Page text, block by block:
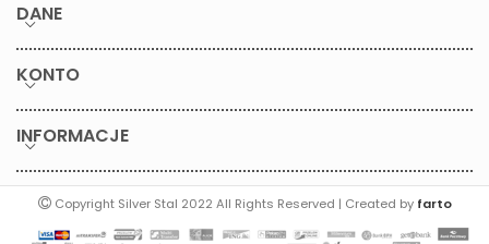
DANE
KONTO
INFORMACJE
Copyright Silver Stal 2022 All Rights Reserved | Created by farto